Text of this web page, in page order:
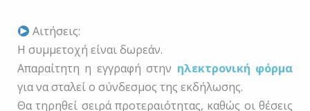
Αιτήσεις:
Η συμμετοχή είναι δωρεάν.
Απαραίτητη η εγγραφή στην ηλεκτρονική φόρμα
για να σταλεί ο σύνδεσμος της εκδήλωσης.
Θα τηρηθεί σειρά προτεραιότητας, καθώς οι θέσεις